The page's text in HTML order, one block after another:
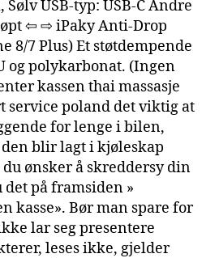
USB-typ: USB-C Andre
⇦ ⇨ iPaky Anti-Drop
8/7 Plus) Et støtdempende
og polykarbonat. (Ingen
kassen thai massasje
service poland det viktig at
for lenge i bilen,
blir lagt i kjøleskap
ønsker å skreddersy din
det på framsiden »
kasse». Bør man spare for
lar seg presentere
leses ikke, gjelder